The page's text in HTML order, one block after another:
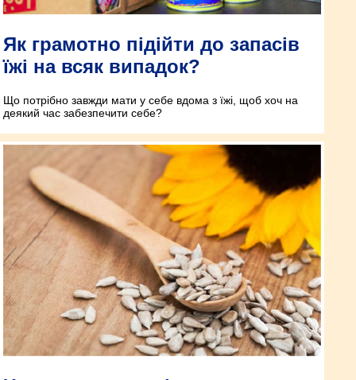
Як грамотно підійти до запасів
їжі на всяк випадок?
Що потрібно завжди мати у себе вдома з їжі, щоб хоч на
деякий час забезпечити себе?